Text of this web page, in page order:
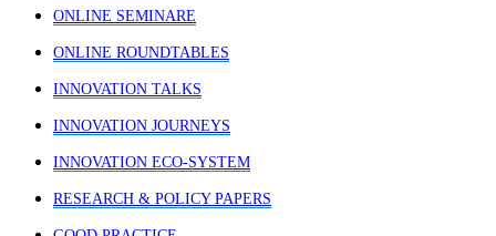
ONLINE SEMINARE
ONLINE ROUNDTABLES
INNOVATION TALKS
INNOVATION JOURNEYS
INNOVATION ECO-SYSTEM
RESEARCH & POLICY PAPERS